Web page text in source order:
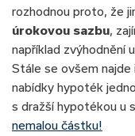
rozhodnou proto, že
úrokovou sazbu,
například zvýhodnění
Stále se ovšem najde
nabídky hypoték
s dražší hypotékou u
nemalou částku!